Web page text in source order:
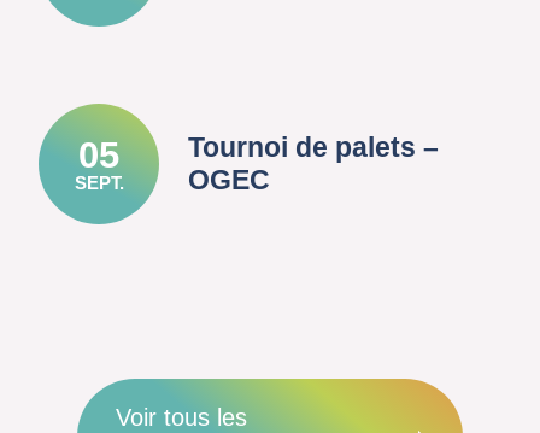
05
SEPT.
Tournoi de palets –
OGEC
Voir tous les